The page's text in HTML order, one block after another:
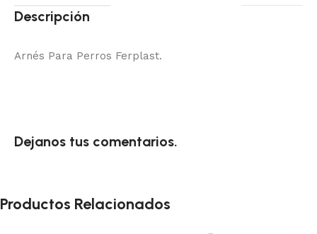
Descripción
Arnés Para Perros Ferplast.
Dejanos tus comentarios.
Productos Relacionados